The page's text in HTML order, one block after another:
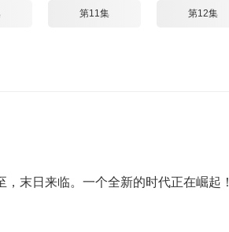
第11集 第12集
末日来临。一个全新的时代正在崛起！